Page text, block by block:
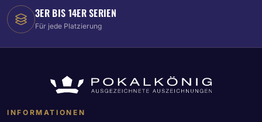
3ER BIS 14ER SERIEN
Für jede Platzierung
INFORMATIONEN